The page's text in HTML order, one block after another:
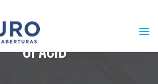
OPACID